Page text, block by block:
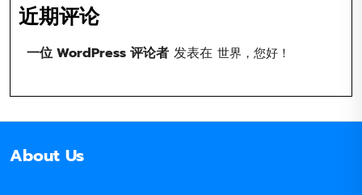
近期评论
一位 WordPress 评论者 发表在 世界，您好！
About Us